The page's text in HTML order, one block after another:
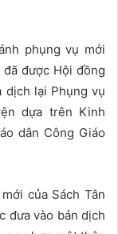
phụng vụ mới
được Hội đồng
dịch lại Phụng vụ
dựa trên Kinh
dân Công Giáo
của Sách Tân
đưa vào bản dịch